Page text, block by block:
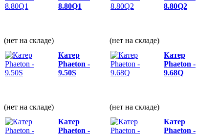
8.80Q1
(нет на складе)
8.80Q2
(нет на складе)
Катер
Phaeton -
9.50S
(нет на складе)
Катер
Phaeton -
9.68Q
(нет на складе)
Катер
Phaeton -
Катер
Phaeton -